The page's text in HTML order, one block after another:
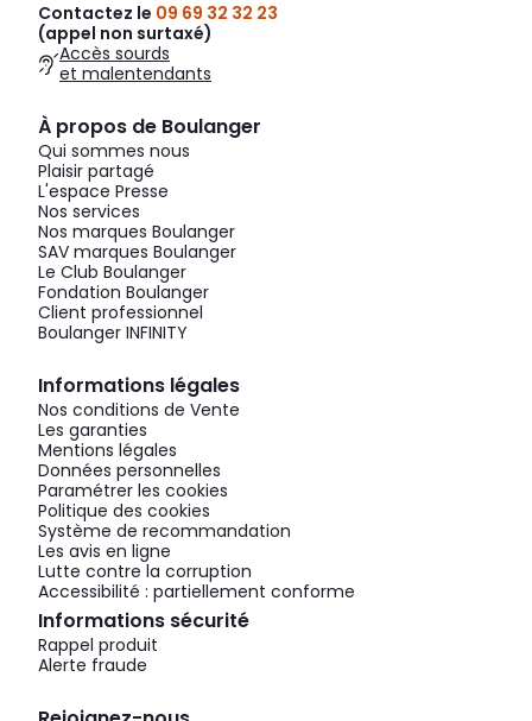
Contactez le 09 69 32 32 23
(appel non surtaxé)
Accès sourds
et malentendants
À propos de Boulanger
Qui sommes nous
Plaisir partagé
L'espace Presse
Nos services
Nos marques Boulanger
SAV marques Boulanger
Le Club Boulanger
Fondation Boulanger
Client professionnel
Boulanger INFINITY
Informations légales
Nos conditions de Vente
Les garanties
Mentions légales
Données personnelles
Paramétrer les cookies
Politique des cookies
Système de recommandation
Les avis en ligne
Lutte contre la corruption
Accessibilité : partiellement conforme
Informations sécurité
Rappel produit
Alerte fraude